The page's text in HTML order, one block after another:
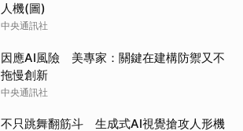
人機(圖)
中央通訊社
因應AI風險 美專家：關鍵在建構防禦又不
拖慢創新
中央通訊社
不只跳舞翻筋斗 生成式AI視覺搶攻人形機